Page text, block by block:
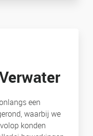
een
waarbij we
konden